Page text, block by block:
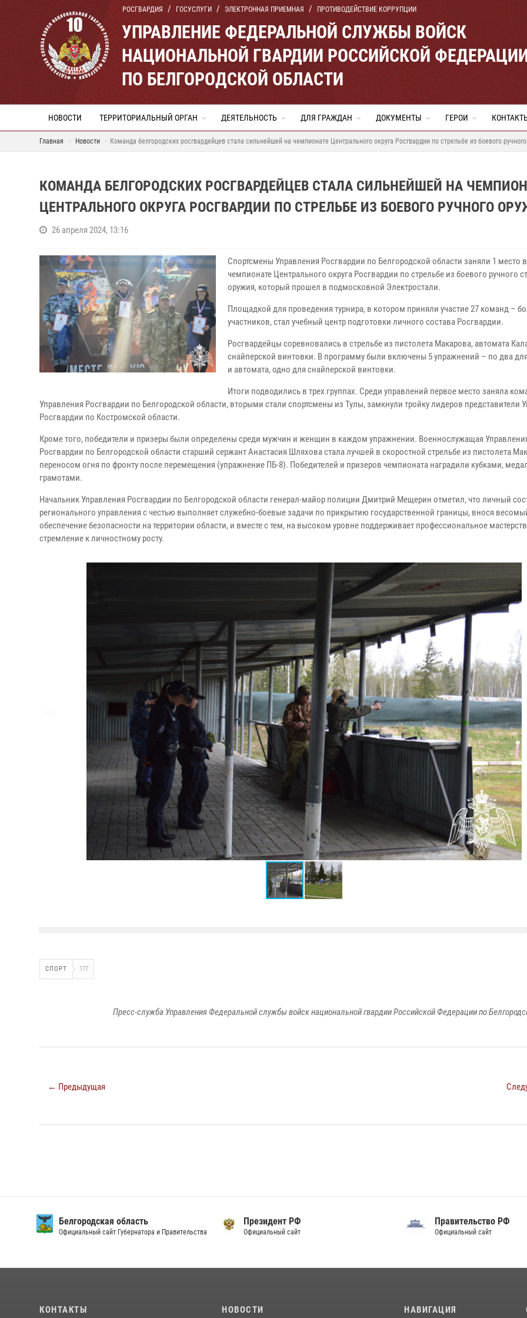
РОСГВАРДИЯ ГОСУСЛУГИ ЭЛЕКТРОННАЯ ПРИЕМНАЯ ПРОТИВОДЕЙСТВИЕ КОРРУПЦИИ
УПРАВЛЕНИЕ ФЕДЕРАЛЬНОЙ СЛУЖБЫ ВОЙСК
НАЦИОНАЛЬНОЙ ГВАРДИИ РОССИЙСКОЙ
ПО БЕЛГОРОДСКОЙ ОБЛАСТИ
НОВОСТИ ТЕРРИТОРИАЛЬНЫЙ ОРГАН ДЕЯТЕЛЬНОСТЬ ДЛЯ ГРАЖДАН ДОКУМЕНТЫ ГЕРОИ
Главная Новости Команда белгородских росгвардейцев стала сильнейшей на чемпионате Центрального округа Росгвардии по стрельбе из боевого
КОМАНДА БЕЛГОРОДСКИХ РОСГВАРДЕЙЦЕВ СТАЛА СИЛЬНЕЙШЕЙ НА
ЦЕНТРАЛЬНОГО ОКРУГА РОСГВАРДИИ ПО СТРЕЛЬБЕ ИЗ БОЕВОГО РУЧНОГО
26 апреля 2024, 13:16
Спортсмены Управления Росгвардии по Белгородской области заняли 1 место в
чемпионате Центрального округа Росгвардии по стрельбе из боевого ручного
оружия, который прошел в подмосковной Электростали.
Площадкой для проведения турнира, в котором приняли участие 27 команд –
участников, стал учебный центр подготовки личного состава Росгвардии.
Росгвардейцы соревновались в стрельбе из пистолета Макарова, автомата
снайперской винтовки. В программу были включены 5 упражнений – по два
и автомата, одно для снайперской винтовки.
Итоги подводились в трех группах. Среди управлений первое место заняла
Управления Росгвардии по Белгородской области, вторыми стали спортсмены из Тулы, замкнули тройку лидеров представители
Росгвардии по Костромской области.
Кроме того, победители и призеры были определены среди мужчин и женщин в каждом упражнении. Военнослужащая
Росгвардии по Белгородской области старший сержант Анастасия Шляхова стала лучшей в скоростной стрельбе из пистолета
переносом огня по фронту после перемещения (упражнение ПБ-8). Победителей и призеров чемпионата наградили кубками,
грамотами.
Начальник Управления Росгвардии по Белгородской области генерал-майор полиции Дмитрий Мещерин отметил, что личный
регионального управления с честью выполняет служебно-боевые задачи по прикрытию государственной границы, внося
обеспечение безопасности на территории области, и вместе с тем, на высоком уровне поддерживает профессиональное
стремление к личностному росту.
СПОРТ 177
Пресс-служба Управления Федеральной службы войск национальной гвардии Российской Федерации по
← Предыдущая
Белгородская область
Официальный сайт Губернатора и Правительства
Президент РФ
Официальный сайт
Правительство РФ
Официальный сайт
КОНТАКТЫ НОВОСТИ НАВИГАЦИЯ